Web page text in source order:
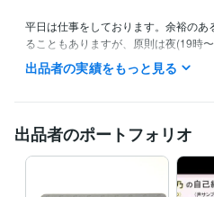
平日は仕事をしております。余裕の
ることもありますが、原則は夜(19時
承頂けますと幸いです。
土日は予定により待機時間が異なりま
す。
【商品紹介や注意事項等は、購入前に
取得年 : 2019年
出品者の実績をもっと見る
出品者のポートフォリオ